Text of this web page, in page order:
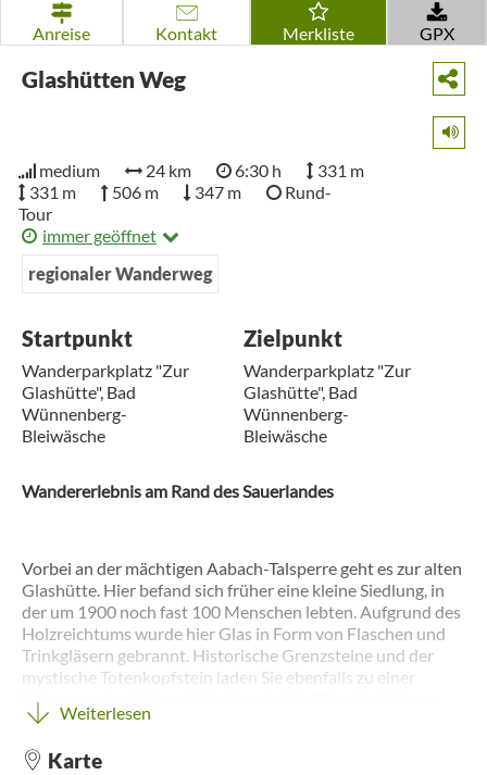
Anreise Kontakt Merkliste GPX
Glashütten Weg
medium 24 km 6:30 h
331 m
331 m
506 m 347 m
Rund-
Tour
immer geöffnet
regionaler Wanderweg
Startpunkt
Wanderparkplatz "Zur
Glashütte", Bad
Wünnenberg-
Bleiwäsche
Zielpunkt
Wanderparkplatz "Zur
Glashütte", Bad
Wünnenberg-
Bleiwäsche
Wandererlebnis am Rand des Sauerlandes
Vorbei an der mächtigen Aabach-Talsperre geht es zur alten
Glashütte. Hier befand sich früher eine kleine Siedlung, in
der um 1900 noch fast 100 Menschen lebten. Aufgrund des
Holzreichtums wurde hier Glas in Form von Flaschen und
Trinkgläsern gebrannt. Historische Grenzsteine und der
mystische Totenkopfstein laden Sie ebenfalls zu einer
kleinen, gedanklichen Zeitreise ein. Die Täler der kleinen
und großen Aa begeistern auf dieser Wanderung mit ihrer
wieder hervorragende Ausblicke ins Umland bietet.
Weiterlesen
Karte